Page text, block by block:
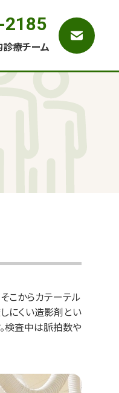
2185
療チーム
こからカテーテル
にくい造影剤とい
検査中は脈拍数や